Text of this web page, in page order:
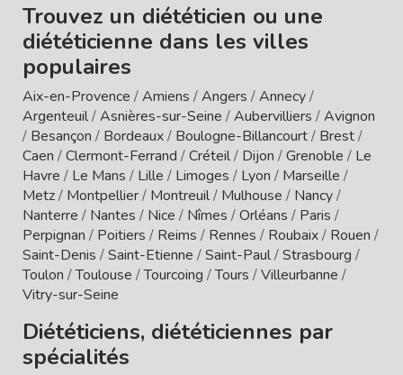
Trouvez un diététicien ou une
diététicienne dans les villes
populaires
Aix-en-Provence /Amiens /Angers /Annecy/
Argenteuil/Asnières-sur-Seine /Aubervilliers /Avignon
/ Besançon / Bordeaux/ Boulogne-Billancourt/ Brest/
Caen /Clermont-Ferrand /Créteil/ Dijon /Grenoble / Le
Havre / Le Mans / Lille / Limoges / Lyon / Marseille /
Metz/ Montpellier/ Montreuil/ Mulhouse / Nancy/
Nanterre / Nantes / Nice / Nîmes /Orléans / Paris /
Perpignan / Poitiers / Reims / Rennes / Roubaix/ Rouen /
Saint-Denis /Saint-Etienne /Saint-Paul/Strasbourg /
Toulon /Toulouse /Tourcoing /Tours /Villeurbanne /
Vitry-sur-Seine
Diététiciens, diététiciennes par
spécialités